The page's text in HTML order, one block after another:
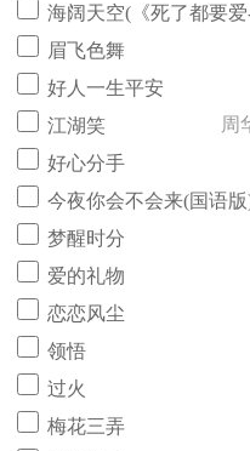
海阔天空(《死了都要
眉飞色舞
好人一生平安
江湖笑
周
好心分手
今夜你会不会来(国语
梦醒时分
爱的礼物
恋恋风尘
领悟
过火
梅花三弄